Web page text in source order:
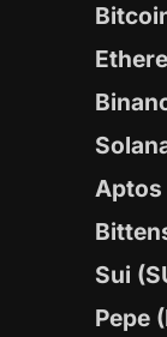
Aptos
Sui
Pepe